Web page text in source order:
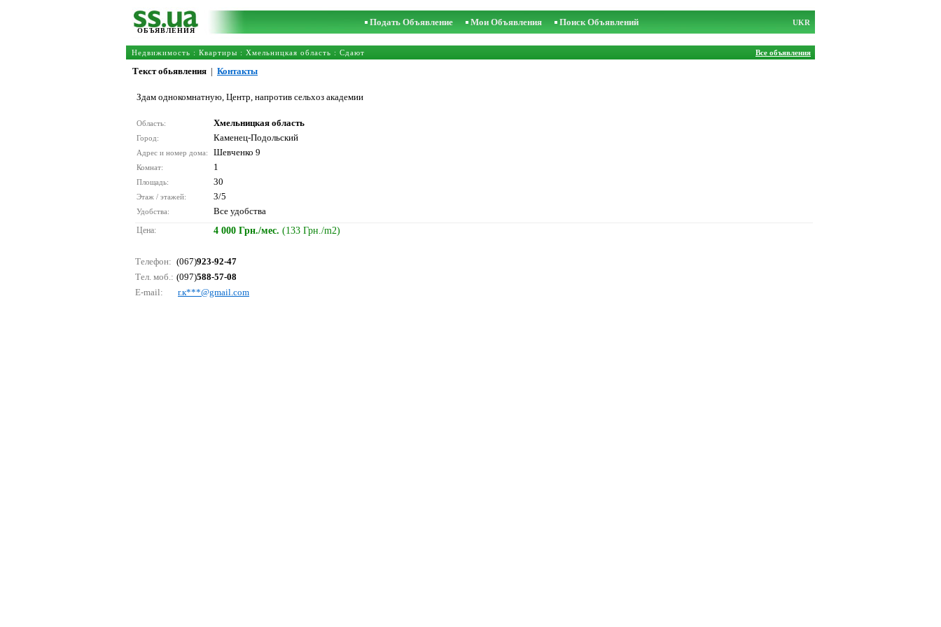
ОБЪЯВЛЕНИЯ
Подать Объявление Мои Объявления Поиск Объявлений UKR
Недвижимость : Квартиры : Хмельницкая область : Сдают Все объявления
Текст обьявления | Контакты
Здам однокомнатную, Центр, напротив сельхоз академии
Область: Хмельницкая область
Город: Каменец-Подольский
Адрес и номер дома: Шевченко 9
Комнат: 1
Площадь: 30
Этаж / этажей: 3/5
Удобства: Все удобства
Цена: 4 000 Грн./мес. (133 Грн./m2)
Телефон: (067)923-92-47
Тел. моб.: (097)588-57-08
E-mail:
r.к***@gmаil.соm